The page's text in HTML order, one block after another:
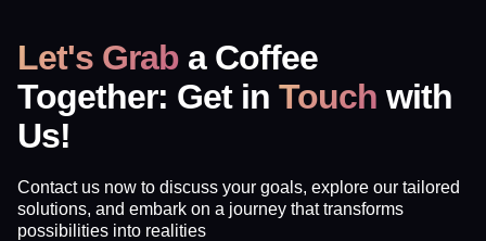
Let's Grab a Coffee
Together: Get in Touch with
Us!
Contact us now to discuss your goals, explore our tailored
solutions, and embark on a journey that transforms
possibilities into realities